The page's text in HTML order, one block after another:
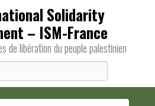
Solidarity
– ISM-France
de libération du peuple palestinien